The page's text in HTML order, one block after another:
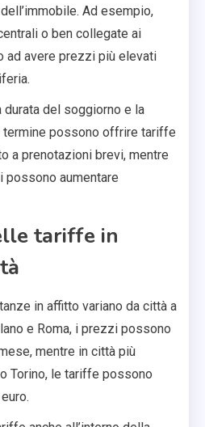
Ad esempio,
o ben collegate ai
ad avere prezzi più elevati
del soggiorno e la
termine possono offrire tariffe
a prenotazioni brevi, mentre
possono aumentare
tariffe in
in affitto variano da città a
e Roma, i prezzi possono
mentre in città più
Torino, le tariffe possono